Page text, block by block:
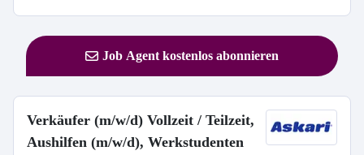
Job Agent kostenlos abonnieren
Verkäufer (m/w/d) Vollzeit / Teilzeit,
Aushilfen (m/w/d), Werkstudenten